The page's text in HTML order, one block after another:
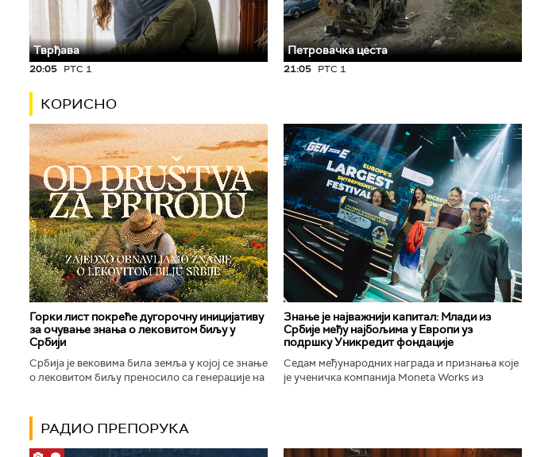
Тврђава
20:05 РТС 1
Петровачка цеста
21:05 РТС 1
КОРИСНО
Горки лист покреће дугорочну иницијативу
за очување знања о лековитом биљу у
Србији
Србија је вековима била земља у којој се знање
о лековитом биљу преносило са генерације на
Знање је најважнији капитал: Млади из
Србије међу најбољима у Европи уз
подршку Уникредит фондације
Седам међународних награда и признања које
је ученичка компанија Moneta Works из
РАДИО ПРЕПОРУКА